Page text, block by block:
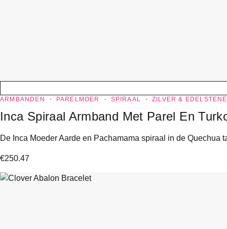
ARMBANDEN PARELMOER SPIRAAL ZILVER &
Inca Spiraal Armband Met Parel En
De Inca Moeder Aarde en Pachamama spiraal in de
€250.47